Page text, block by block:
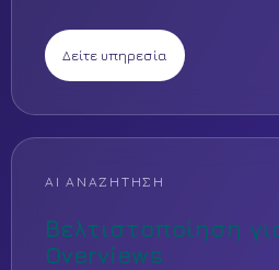
Δείτε υπηρεσία
AI ΑΝΑΖΉΤΗΣΗ
Βελτιστοποίηση
Overviews